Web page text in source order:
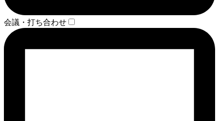
会議・打ち合わせ